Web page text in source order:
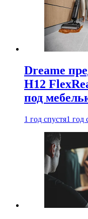
Dreame
H12
под
1 год спустя1 год